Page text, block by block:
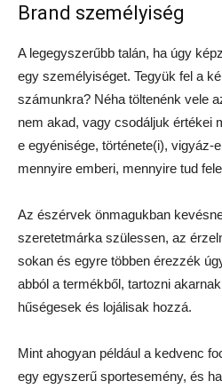
Brand személyiség
A legegyszerűbb talán, ha úgy
egy személyiséget. Tegyük fel a
számunkra? Néha töltenénk vele
nem akad, vagy csodáljuk értékei
e egyénisége, története(i), vigyáz-
mennyire emberi, mennyire tud
Az észérvek önmagukban
szeretetmárka szülessen, az
sokan és egyre többen érezzék
abból a termékből, tartozni
hűségesek és lojálisak hozzá.
Mint ahogyan például a kedvenc
egy egyszerű sportesemény, és